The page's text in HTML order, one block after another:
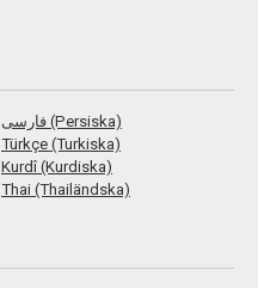
فارسی (Persiska)
Türkçe (Turkiska)
Kurdî (Kurdiska)
Thai (Thailändska)